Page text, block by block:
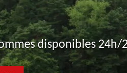
disponibles 24h/